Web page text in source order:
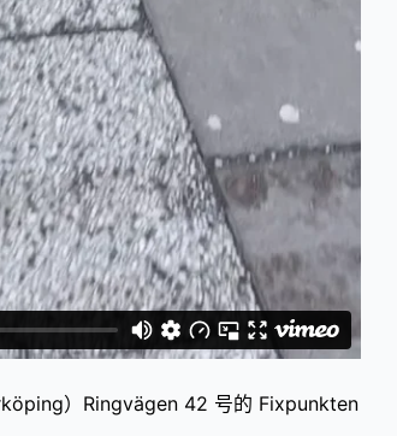
）Ringvägen 42 号的 Fixpunkten